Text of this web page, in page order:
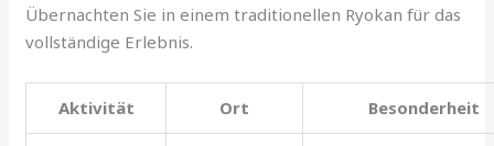
Übernachten Sie in einem traditionellen Ryokan für das
vollständige Erlebnis.
Aktivität Ort Besonderheit